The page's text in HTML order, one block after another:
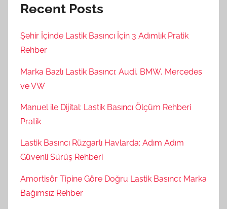
Recent Posts
Şehir İçinde Lastik Basıncı İçin 3 Adımlık Pratik
Rehber
Marka Bazlı Lastik Basıncı: Audi, BMW, Mercedes
ve VW
Manuel ile Dijital: Lastik Basıncı Ölçüm Rehberi
Pratik
Lastik Basıncı Rüzgarlı Havlarda: Adım Adım
Güvenli Sürüş Rehberi
Amortisör Tipine Göre Doğru Lastik Basıncı: Marka
Bağımsız Rehber